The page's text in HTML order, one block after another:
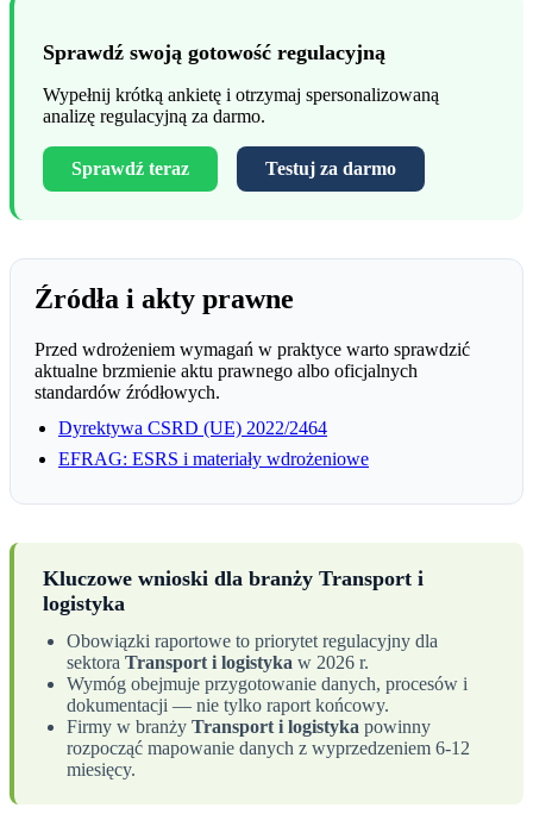
Sprawdź swoją gotowość regulacyjną
Wypełnij krótką ankietę i otrzymaj spersonalizowaną
analizę regulacyjną za darmo.
Sprawdź teraz Testuj za darmo
Źródła i akty prawne
Przed wdrożeniem wymagań w praktyce warto sprawdzić
aktualne brzmienie aktu prawnego albo oficjalnych
standardów źródłowych.
Dyrektywa CSRD (UE) 2022/2464
EFRAG: ESRS i materiały wdrożeniowe
Kluczowe wnioski dla branży Transport i
logistyka
Obowiązki raportowe to priorytet regulacyjny dla
sektora Transport i logistyka w 2026 r.
Wymóg obejmuje przygotowanie danych, procesów i
dokumentacji — nie tylko raport końcowy.
Firmy w branży Transport i logistyka powinny
rozpocząć mapowanie danych z wyprzedzeniem 6-12
miesięcy.